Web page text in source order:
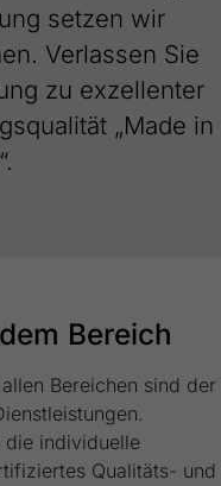
setzen wir
Verlassen Sie
zu exzellenter
„Made in
Bereich
Bereichen sind der
die individuelle
Qualitäts- und
um Ihre
für diese Website zu
Ihre Consent-
anderem eine zufällig
historische
Inhalte, um Ihnen